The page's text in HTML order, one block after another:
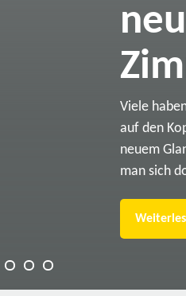
Viele
auf den
neuem
man sich